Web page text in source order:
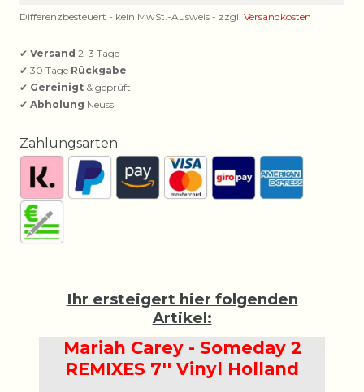
Differenzbesteuert - kein MwSt.-Ausweis - zzgl. Versandkosten
✔ Versand 2–3 Tage
✔ 30 Tage Rückgabe
✔ Gereinigt & geprüft
✔ Abholung Neuss
Zahlungsarten:
Ihr ersteigert hier folgenden
Artikel:
Mariah Carey - Someday 2
REMIXES 7'' Vinyl Holland